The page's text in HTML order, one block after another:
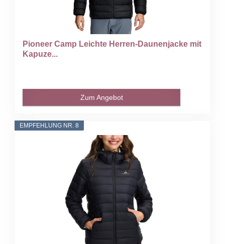
Pioneer Camp Leichte Herren-Daunenjacke mit
Kapuze...
Zum Angebot
EMPFEHLUNG NR. 8